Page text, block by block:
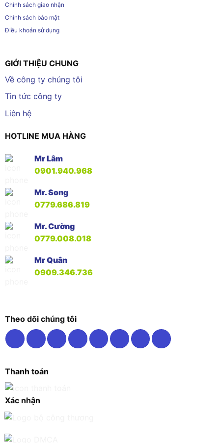
Chính sách giao nhận
Chính sách bảo mật
Điều khoản sử dụng
GIỚI THIỆU CHUNG
Về công ty chúng tôi
Tin tức công ty
Liên hệ
HOTLINE MUA HÀNG
Mr Lâm
0901.940.968
Mr. Song
0779.686.819
Mr. Cường
0779.008.018
Mr Quân
0909.346.736
Theo dõi chúng tôi
Thanh toán
Xác nhận